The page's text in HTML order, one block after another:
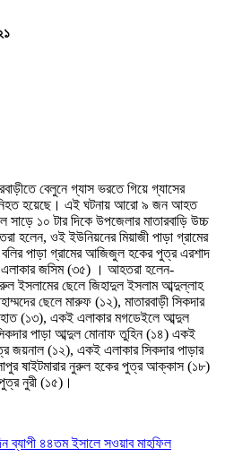
বেলুনে গ্যাস ভরতে গিয়ে গ্যাসের
নিহত হয়েছে। এই ঘটনায় আরো ৯ জন আহত
১০ টার দিকে উপজেলার মাতারবাড়ি উচ্চ
হলেন, ওই ইউনিয়নের মিয়াজী পাড়া গ্রামের
বলির পাড়া গ্রামের আজিজুল হকের পুত্র এরশাদ
এলাকার জসিম (৩৫) । আহতরা হলেন-
ইসলামের ছেলে জিহাদুল ইসলাম আব্দুল্লাহ
ছেলে মারুফ (১২), মাতারবাড়ী সিকদার
(১৩), একই এলাকার মগডেইলে আব্দুল
পাড়া আব্দুল মোনাফ তুহিন (১৪) একই
জয়নাল (১২), একই এলাকার সিকদার পাড়ার
ষাইটমারার নুরুল হকের পুত্র আক্কাস (১৮)
নুরী (১৫)।
ব্যাপী ৪৪তম ইসালে সওয়াব মাহফিল